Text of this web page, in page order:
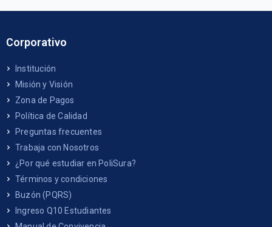
Corporativo
Institución
Misión y Visión
Zona de Pagos
Política de Calidad
Preguntas frecuentes
Trabaja con Nosotros
¿Por qué estudiar en PoliSura?
Términos y condiciones
Buzón (PQRS)
Ingreso Q10 Estudiantes